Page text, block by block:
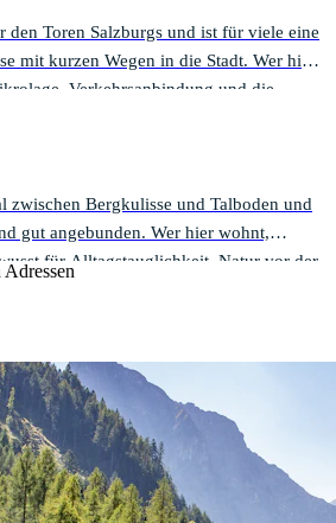
Toren Salzburgs und ist für viele eine
mit kurzen Wegen in die Stadt. Wer hier
Verkehrsanbindung und die
und Ruhe.
zwischen Bergkulisse und Talboden und
gut angebunden. Wer hier wohnt,
für Alltagstauglichkeit, Natur vor der